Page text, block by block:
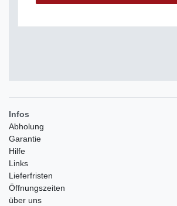
Infos
Abholung
Garantie
Hilfe
Links
Lieferfristen
Öffnungszeiten
über uns